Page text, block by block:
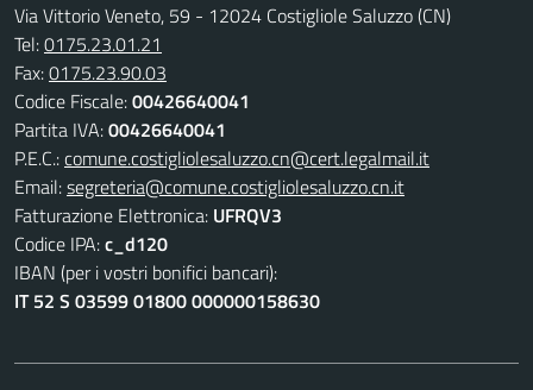
Via Vittorio Veneto, 59 - 12024 Costigliole Saluzzo (CN)
Tel:0175.23.01.21
Fax:0175.23.90.03
Codice Fiscale:00426640041
Partita IVA:00426640041
P.E.C.:comune.costigliolesaluzzo.cn@cert.legalmail.it
Email:segreteria@comune.costigliolesaluzzo.cn.it
Fatturazione Elettronica: UFRQV3
Codice IPA:c_d120
IBAN (per i vostri bonifici bancari):
IT 52 S 03599 01800 000000158630